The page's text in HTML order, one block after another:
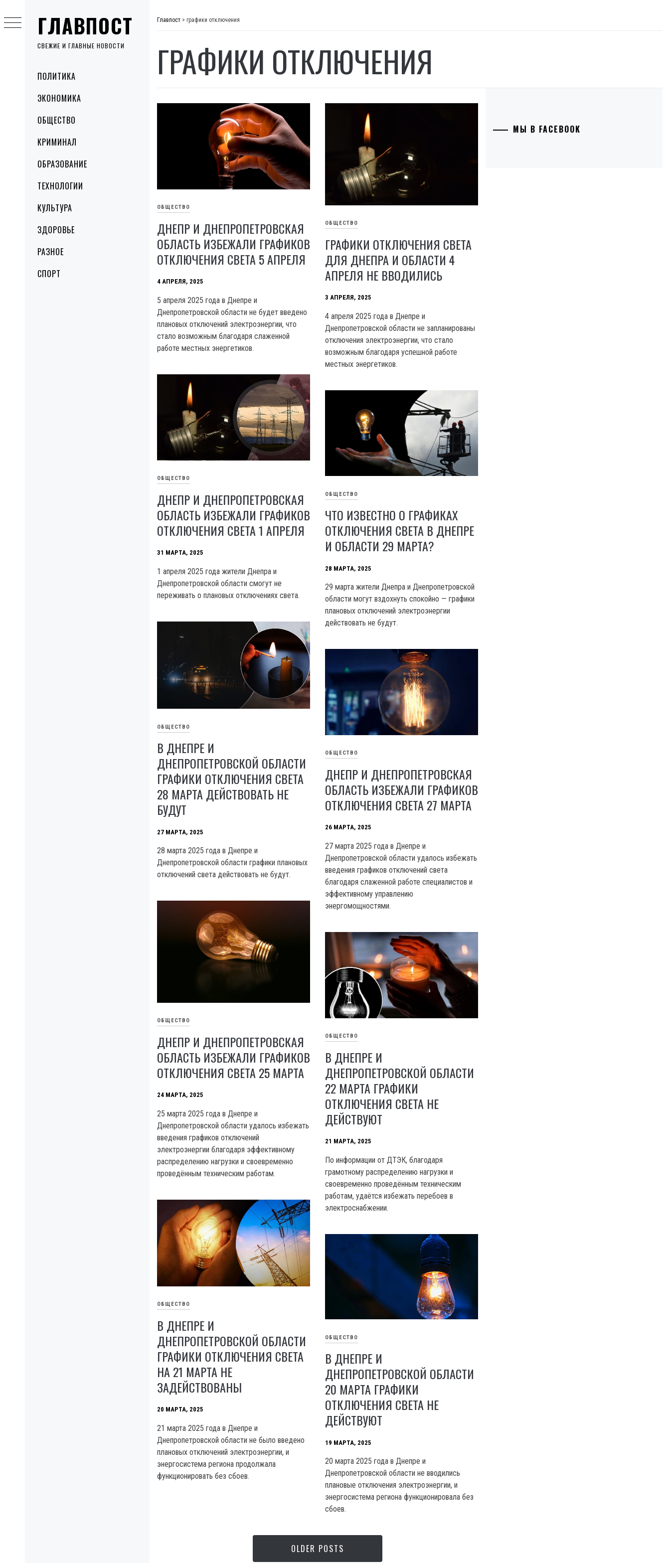
ГЛАВПОСТ
СВЕЖИЕ И ГЛАВНЫЕ НОВОСТИ
MenuПОЛИТИКА
ЭКОНОМИКА
ОБЩЕСТВО
КРИМИНАЛ
ОБРАЗОВАНИЕ
ТЕХНОЛОГИИ
КУЛЬТУРА
ЗДОРОВЬЕ
РАЗНОЕ
СПОРТ
to
content
Главпост > графики отключения
ГРАФИКИ ОТКЛЮЧЕНИЯ
ОБЩЕСТВО
ДНЕПР И ДНЕПРОПЕТРОВСКАЯ
ОБЛАСТЬ ИЗБЕЖАЛИ ГРАФИКОВ
ОТКЛЮЧЕНИЯ СВЕТА 5 АПРЕЛЯ
4 АПРЕЛЯ, 2025
5 апреля 2025 года в Днепре и
Днепропетровской области не будет введено
плановых отключений электроэнергии, что
стало возможным благодаря слаженной
работе местных энергетиков.
ОБЩЕСТВО
ГРАФИКИ ОТКЛЮЧЕНИЯ СВЕТА
ДЛЯ ДНЕПРА И ОБЛАСТИ 4
АПРЕЛЯ НЕ ВВОДИЛИСЬ
3 АПРЕЛЯ, 2025
4 апреля 2025 года в Днепре и
Днепропетровской области не запланированы
отключения электроэнергии, что стало
возможным благодаря успешной работе
местных энергетиков.
ОБЩЕСТВО
ДНЕПР И ДНЕПРОПЕТРОВСКАЯ
ОБЛАСТЬ ИЗБЕЖАЛИ ГРАФИКОВ
ОТКЛЮЧЕНИЯ СВЕТА 1 АПРЕЛЯ
31 МАРТА, 2025
1 апреля 2025 года жители Днепра и
Днепропетровской области смогут не
переживать о плановых отключениях света.
ОБЩЕСТВО
ЧТО ИЗВЕСТНО О ГРАФИКАХ
ОТКЛЮЧЕНИЯ СВЕТА В ДНЕПРЕ
И ОБЛАСТИ 29 МАРТА?
28 МАРТА, 2025
29 марта жители Днепра и Днепропетровской
области могут вздохнуть спокойно — графики
плановых отключений электроэнергии
действовать не будут.
ОБЩЕСТВО
В ДНЕПРЕ И
ДНЕПРОПЕТРОВСКОЙ ОБЛАСТИ
ГРАФИКИ ОТКЛЮЧЕНИЯ СВЕТА
28 МАРТА ДЕЙСТВОВАТЬ НЕ
БУДУТ
27 МАРТА, 2025
28 марта 2025 года в Днепре и
Днепропетровской области графики плановых
отключений света действовать не будут.
ОБЩЕСТВО
ДНЕПР И ДНЕПРОПЕТРОВСКАЯ
ОБЛАСТЬ ИЗБЕЖАЛИ ГРАФИКОВ
ОТКЛЮЧЕНИЯ СВЕТА 27 МАРТА
26 МАРТА, 2025
27 марта 2025 года в Днепре и
Днепропетровской области удалось избежать
введения графиков отключений света
благодаря слаженной работе специалистов и
эффективному управлению
энергомощностями.
ОБЩЕСТВО
ДНЕПР И ДНЕПРОПЕТРОВСКАЯ
ОБЛАСТЬ ИЗБЕЖАЛИ ГРАФИКОВ
ОТКЛЮЧЕНИЯ СВЕТА 25 МАРТА
24 МАРТА, 2025
25 марта 2025 года в Днепре и
Днепропетровской области удалось избежать
введения графиков отключений
электроэнергии благодаря эффективному
распределению нагрузки и своевременно
проведённым техническим работам.
ОБЩЕСТВО
В ДНЕПРЕ И
ДНЕПРОПЕТРОВСКОЙ ОБЛАСТИ
22 МАРТА ГРАФИКИ
ОТКЛЮЧЕНИЯ СВЕТА НЕ
ДЕЙСТВУЮТ
21 МАРТА, 2025
По информации от ДТЭК, благодаря
грамотному распределению нагрузки и
своевременно проведённым техническим
работам, удаётся избежать перебоев в
электроснабжении.
ОБЩЕСТВО
В ДНЕПРЕ И
ДНЕПРОПЕТРОВСКОЙ ОБЛАСТИ
ГРАФИКИ ОТКЛЮЧЕНИЯ СВЕТА
НА 21 МАРТА НЕ
ЗАДЕЙСТВОВАНЫ
20 МАРТА, 2025
21 марта 2025 года в Днепре и
Днепропетровской области не было введено
плановых отключений электроэнергии, и
энергосистема региона продолжала
функционировать без сбоев.
ОБЩЕСТВО
В ДНЕПРЕ И
ДНЕПРОПЕТРОВСКОЙ ОБЛАСТИ
20 МАРТА ГРАФИКИ
ОТКЛЮЧЕНИЯ СВЕТА НЕ
ДЕЙСТВУЮТ
19 МАРТА, 2025
20 марта 2025 года в Днепре и
Днепропетровской области не вводились
плановые отключения электроэнергии, и
энергосистема региона функционировала без
сбоев.
OLDER POSTS
МЫ В FACEBOOK